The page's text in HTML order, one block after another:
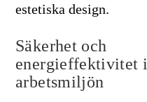
estetiska design.
Säkerhet och
energieffektivitet i
arbetsmiljön